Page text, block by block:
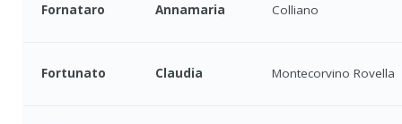
Fornataro Annamaria Colliano
Fortunato Claudia Montecorvino Rovella